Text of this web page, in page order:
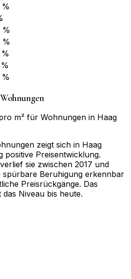
%
%
m² für Wohnungen in Haag
zeigt sich in Haag
positive Preisentwicklung.
sie zwischen 2017 und
spürbare Beruhigung erkennbar
Preisrückgänge. Das
Niveau bis heute.